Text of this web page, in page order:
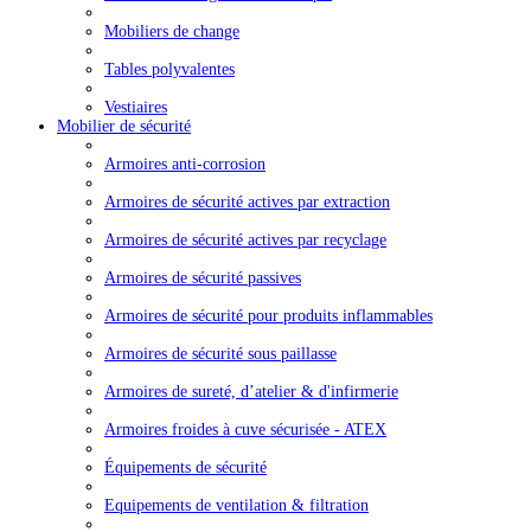
Mobiliers de change
Tables polyvalentes
Vestiaires
Mobilier de sécurité
Armoires anti-corrosion
Armoires de sécurité actives par extraction
Armoires de sécurité actives par recyclage
Armoires de sécurité passives
Armoires de sécurité pour produits inflammables
Armoires de sécurité sous paillasse
Armoires de sureté, d’atelier & d'infirmerie
Armoires froides à cuve sécurisée - ATEX
Équipements de sécurité
Equipements de ventilation & filtration